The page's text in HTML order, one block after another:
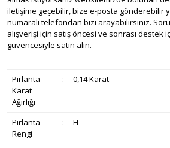
iletişime geçebilir, bize e-posta gönderebilir
numaralı telefondan bizi arayabilirsiniz.
alışverişi için satış öncesi ve sonrası destek
güvencesiyle satın alın.
Pırlanta
Karat
Ağırlığı
: 0,14 Karat
Pırlanta
Rengi
: H